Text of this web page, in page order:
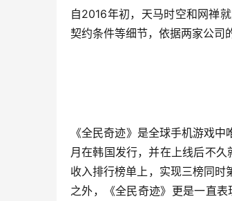
自2016年初，天马时空和网禅
契约条件等细节，依据两家公司
《全民奇迹》是全球手机游戏
月在韩国发行，并在上线后不
收入排行榜单上，实现三榜同
之外，《全民奇迹》更是一直